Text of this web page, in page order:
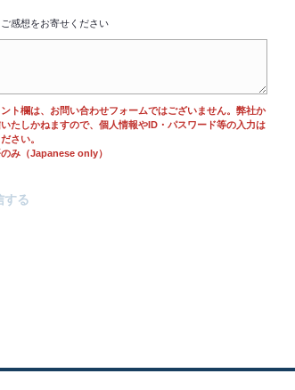
感想をお寄せください
ト欄は、お問い合わせフォームではございません。弊社か
いたしかねますので、個人情報やID・パスワード等の入力は
さい。
み（Japanese only）